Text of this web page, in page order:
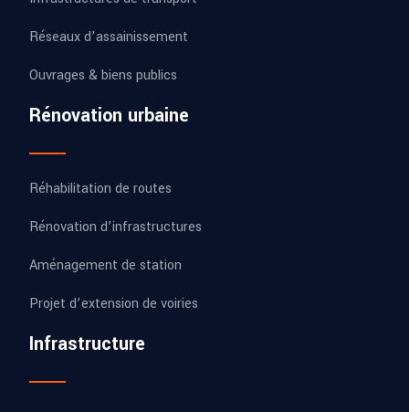
Réseaux d’assainissement
Ouvrages & biens publics
Rénovation urbaine
Réhabilitation de routes
Rénovation d’infrastructures
Aménagement de station
Projet d’extension de voiries
Infrastructure